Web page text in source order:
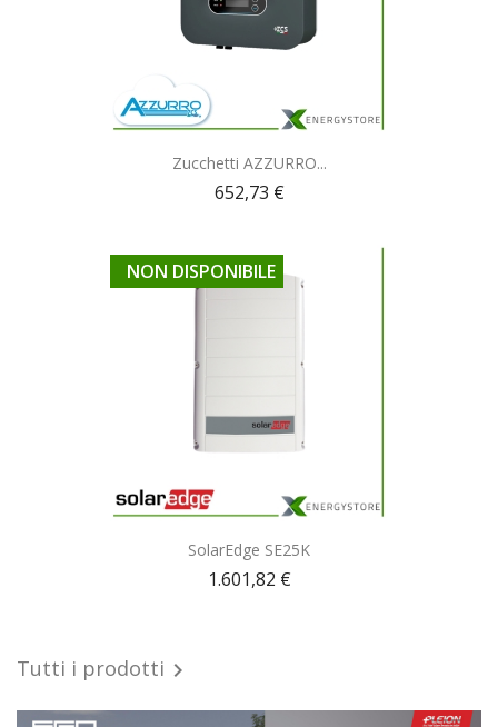
Anteprima
Zucchetti AZZURRO...
652,73 €
Anteprima
SolarEdge SE25K
1.601,82 €
NON DISPONIBILE
Tutti i prodotti 